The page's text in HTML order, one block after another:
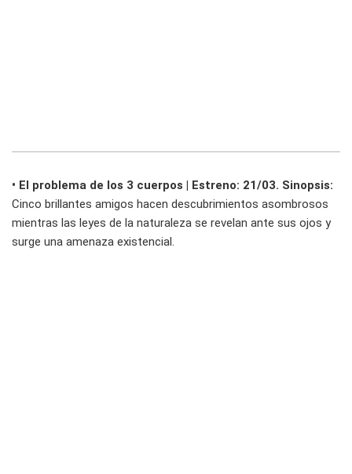
• El problema de los 3 cuerpos | Estreno: 21/03. Sinopsis:
Cinco brillantes amigos hacen descubrimientos asombrosos
mientras las leyes de la naturaleza se revelan ante sus ojos y
surge una amenaza existencial.